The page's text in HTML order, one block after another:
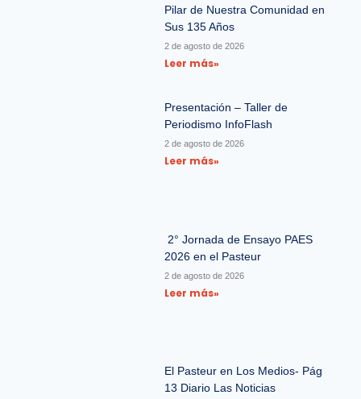
Pilar de Nuestra Comunidad en
Sus 135 Años
2 de agosto de 2026
Leer más»
Presentación – Taller de
Periodismo InfoFlash
2 de agosto de 2026
Leer más»
2° Jornada de Ensayo PAES
2026 en el Pasteur
2 de agosto de 2026
Leer más»
El Pasteur en Los Medios- Pág
13 Diario Las Noticias